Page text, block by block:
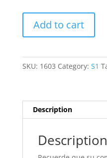
quantity
Add to cart
SKU: 1603 Category: S1
Description
Description